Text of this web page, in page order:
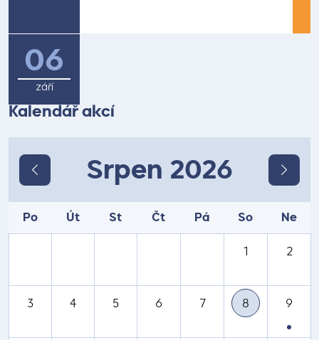
06
září
Kalendář akcí
Srpen 2026
Po Út St Čt Pá So Ne
1 2
3 4 5 6 7 8 9